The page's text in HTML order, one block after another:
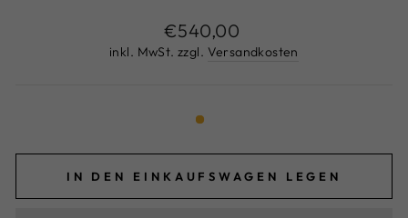
Normaler
Preis
€540,00
inkl. MwSt. zzgl. Versandkosten
IN DEN EINKAUFSWAGEN LEGEN